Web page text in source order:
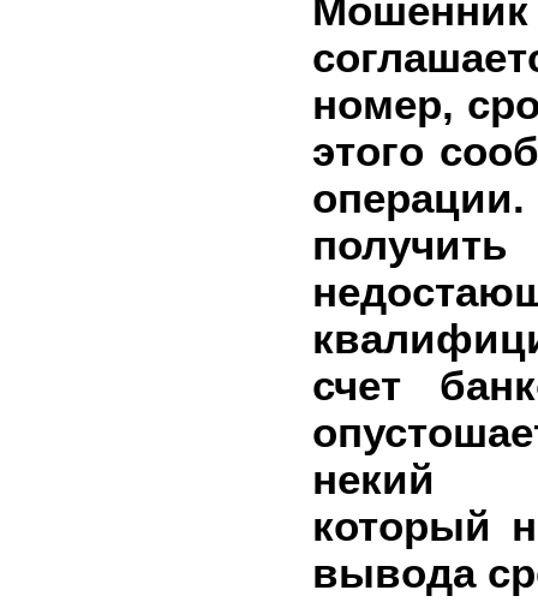
номер,
этого
счет
некий
который
вывода